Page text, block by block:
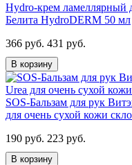
Hydro-крем
Белита HydroDERM 50 мл
366 руб. 431 руб.
В корзину
SOS-Бальзам для рук
для очень сухой кожи
190 руб. 223 руб.
В корзину